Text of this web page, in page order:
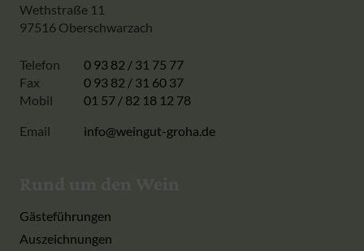
Wethstraße 11
97516 Oberschwarzach
Telefon
0 93 82 / 31 75 77
Fax
0 93 82 / 31 60 37
Mobil
01 57 / 82 18 12 78
Email
info@weingut-groha.de
Gästeführungen
Auszeichnungen